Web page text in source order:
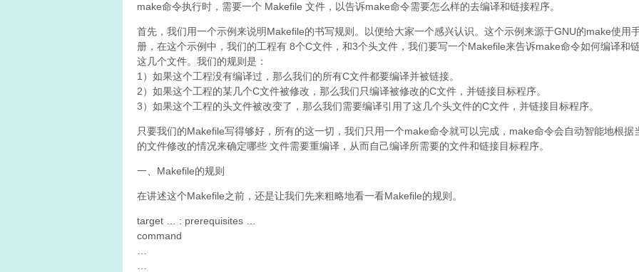
make命令执行时，需要一个 Makefile 文件，以告诉make命令需要怎么样的去编译和链接程序。
首先，我们用一个示例来说明Makefile的书写规则。以便给大家一个感兴认识。这个示例来源于GNU的make使用
册，在这个示例中，我们的工程有 8个C文件，和3个头文件，我们要写一个Makefile来告诉make命令如何编译和
这几个文件。我们的规则是：
1）如果这个工程没有编译过，那么我们的所有C文件都要编译并被链接。
2）如果这个工程的某几个C文件被修改，那么我们只编译被修改的C文件，并链接目标程序。
3）如果这个工程的头文件被改变了，那么我们需要编译引用了这几个头文件的C文件，并链接目标程序。
只要我们的Makefile写得够好，所有的这一切，我们只用一个make命令就可以完成，make命令会自动智能地根据
的文件修改的情况来确定哪些 文件需要重编译，从而自己编译所需要的文件和链接目标程序。
一、Makefile的规则
在讲述这个Makefile之前，还是让我们先来粗略地看一看Makefile的规则。
target … : prerequisites …
command